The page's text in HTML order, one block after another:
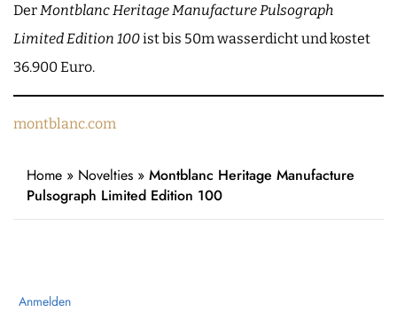
Der Montblanc Heritage Manufacture Pulsograph
Limited Edition 100ist bis 50m wasserdicht und kostet
36.900 Euro.
montblanc.com
Home » Novelties » Montblanc Heritage Manufacture
Pulsograph Limited Edition 100
Anmelden